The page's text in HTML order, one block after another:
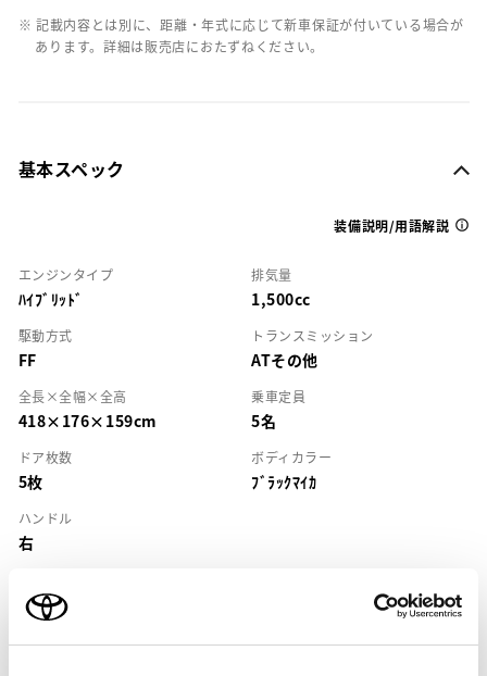
※ 記載内容とは別に、距離・年式に応じて新車保証が付いている場合が
あります。詳細は販売店におたずねください。
基本スペック
装備説明/用語解説
エンジンタイプ
ﾊｲﾌﾞﾘｯﾄﾞ
排気量
1,500cc
駆動方式
FF
トランスミッション
ATその他
全長×全幅×全高
418×176×159cm
乗車定員
5名
ドア枚数
5枚
ボディカラー
ﾌﾞﾗｯｸﾏｲｶ
ハンドル
右